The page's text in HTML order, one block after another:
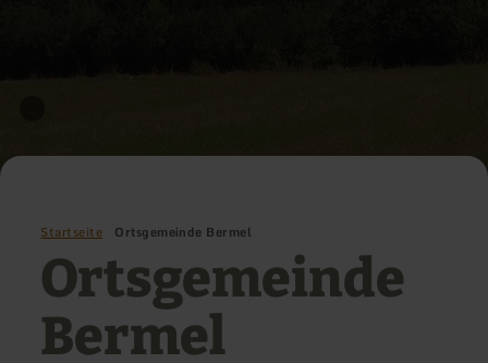
Startseite Ortsgemeinde Bermel
Ortsgemeinde
Bermel